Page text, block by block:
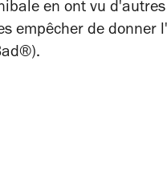
en ont vu
empêcher de donner